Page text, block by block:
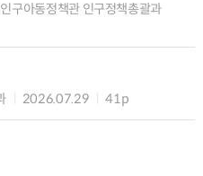
구아동정책관 인구정책총괄과
2026.07.29 41p